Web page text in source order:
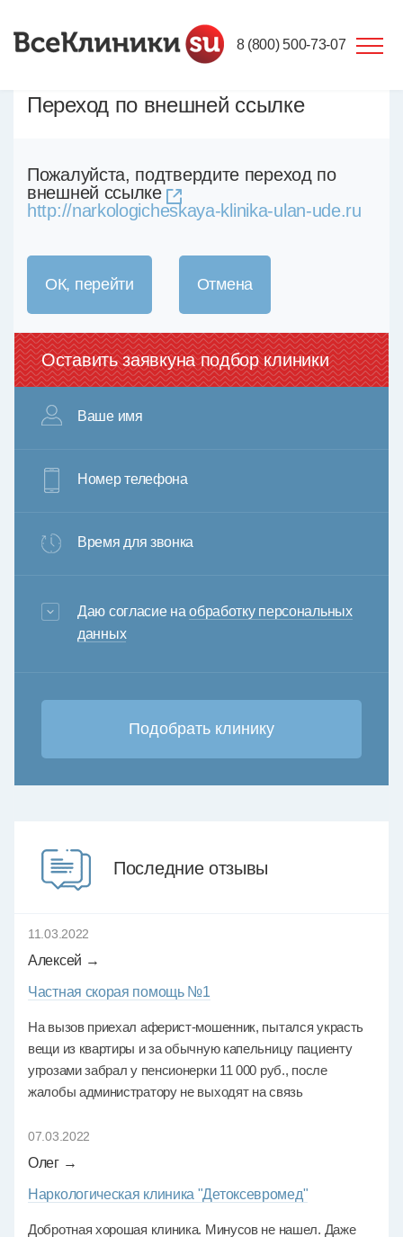
8 (800) 500-73-07
Переход по внешней ссылке
Пожалуйста, подтвердите переход по
внешней ссылке
http://narkologicheskaya-klinika-ulan-ude.ru
ОК, перейти Отмена
Оставить заявкуна подбор клиники
Ваше имя
Номер телефона
Время для звонка
3+6=
Даю согласие наобработку персональных
данных
Последние отзывы
11.03.2022
Алексей →
Частная скорая помощь №1
На вызов приехал аферист-мошенник, пытался украсть
вещи из квартиры и за обычную капельницу пациенту
угрозами забрал у пенсионерки 11 000 руб., после
жалобы администратору не выходят на связь
07.03.2022
Олег →
Наркологическая клиника "Детоксевромед"
Добротная хорошая клиника. Минусов не нашел. Даже